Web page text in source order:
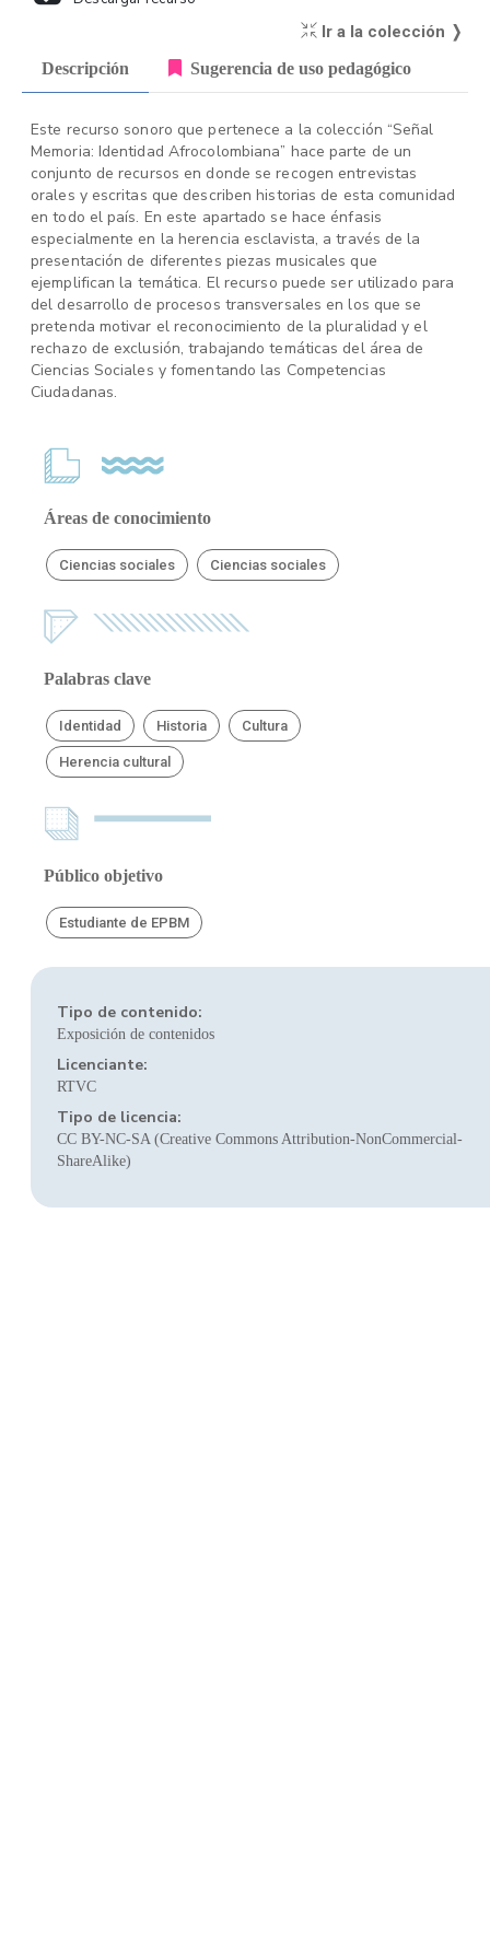
Ir a la colección ❭
Descripción Sugerencia de uso pedagógico
Este recurso sonoro que pertenece a la colección “Señal
Memoria: Identidad Afrocolombiana” hace parte de un
conjunto de recursos en donde se recogen entrevistas
orales y escritas que describen historias de esta comunidad
en todo el país. En este apartado se hace énfasis
especialmente en la herencia esclavista, a través de la
presentación de diferentes piezas musicales que
ejemplifican la temática. El recurso puede ser utilizado para
del desarrollo de procesos transversales en los que se
pretenda motivar el reconocimiento de la pluralidad y el
rechazo de exclusión, trabajando temáticas del área de
Ciencias Sociales y fomentando las Competencias
Ciudadanas.
Áreas de conocimiento
Ciencias sociales Ciencias sociales
Palabras clave
Identidad Historia Cultura
Herencia cultural
Público objetivo
Estudiante de EPBM
Tipo de contenido:
Exposición de contenidos
Licenciante:
RTVC
Tipo de licencia:
CC BY-NC-SA (Creative Commons Attribution-NonCommercial-
ShareAlike)